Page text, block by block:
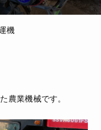
機
農業機械です。